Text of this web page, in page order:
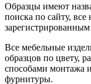
Образцы имеют
поиска по сайту, все
Все мебельные
образцов по цвету,
способами монтажа
фурнитуры.